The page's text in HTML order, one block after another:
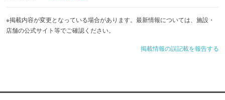
※掲載内容が変更となっている場合があります。最新情報については、施設・
店舗の公式サイト等でご確認ください。
掲載情報の誤記載を報告する